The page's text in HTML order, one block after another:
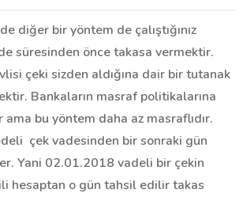
diğer bir yöntem de çalıştığınız
süresinden önce takasa vermektir.
çeki sizden aldığına dair bir tutanak
Bankaların masraf politikalarına
bu yöntem daha az masraflıdır.
çek vadesinden bir sonraki gün
Yani 02.01.2018 vadeli bir çekin
hesaptan o gün tahsil edilir takas